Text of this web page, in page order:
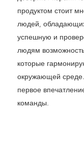
продуктом стоит
людей,
успешную и
людям
которые
окружающей
первое
команды.